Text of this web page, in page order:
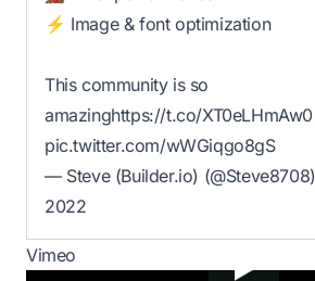
⚡ Image & font optimization
This community is so
amazinghttps://t.co/XT0eLHmAw0
pic.twitter.com/wWGiqgo8gS
— Steve (Builder.io) (@Steve8708)
2022
Vimeo